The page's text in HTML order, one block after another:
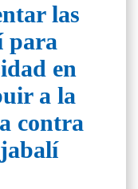
las
para
en
a la
contra